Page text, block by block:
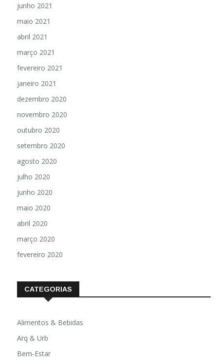
junho 2021
maio 2021
abril 2021
março 2021
fevereiro 2021
janeiro 2021
dezembro 2020
novembro 2020
outubro 2020
setembro 2020
agosto 2020
julho 2020
junho 2020
maio 2020
abril 2020
março 2020
fevereiro 2020
CATEGORIAS
Alimentos & Bebidas
Arq & Urb
Bem-Estar